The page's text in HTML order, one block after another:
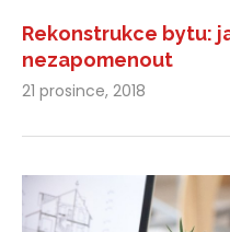
Rekonstrukce bytu:
nezapomenout
21 prosince, 2018